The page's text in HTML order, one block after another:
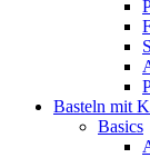
Basteln mit
Basics